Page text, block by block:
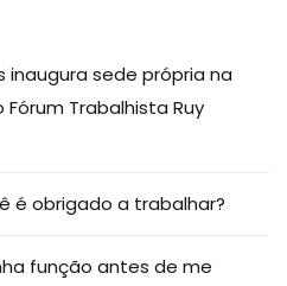
inaugura sede própria na
Trabalhista Ruy
é obrigado a trabalhar?
função antes de me